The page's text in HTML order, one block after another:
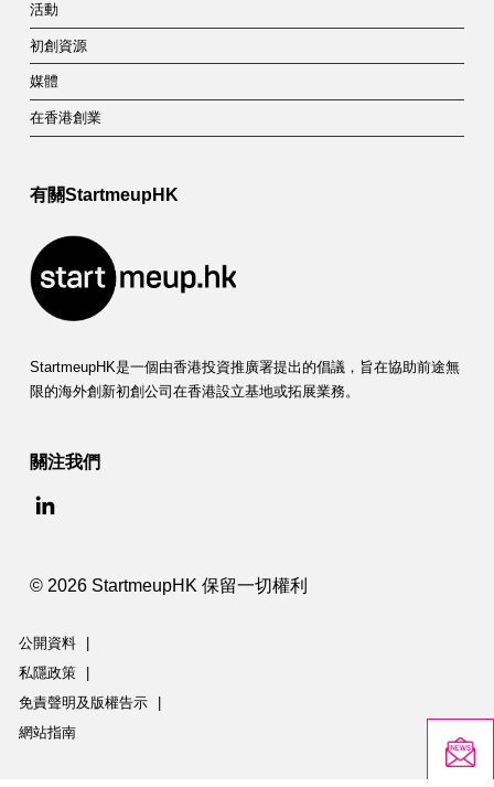
活動
初創資源
媒體
在香港創業
有關StartmeupHK
StartmeupHK是一個由香港投資推廣署提出的倡議，旨在協助前途無
限的海外創新初創公司在香港設立基地或拓展業務。
關注我們
© 2026 StartmeupHK 保留一切權利
公開資料
私隱政策
免責聲明及版權告示
網站指南